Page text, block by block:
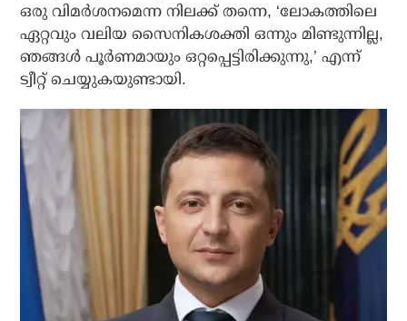
ഒരു വിമര്‍ശനമെന്ന നിലക്ക് തന്നെ, ‘ലോകത്തിലെ
ഏറ്റവും വലിയ സൈനികശക്തി ഒന്നും മിണ്ടുന്നില്ല,
ഞങ്ങള്‍ പൂര്‍ണമായും ഒറ്റപ്പെട്ടിരിക്കുന്നു,’ എന്ന്
ട്വീറ്റ് ചെയ്യുകയുണ്ടായി.